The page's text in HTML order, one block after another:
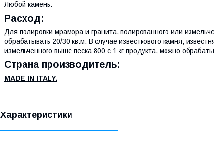
Любой камень.
Расход:
Для полировки мрамора и гранита, полированного или
обрабатывать 20/30 кв.м. В случае известкового камня,
измельченного выше песка 800 с 1 кг продукта, можно
Страна производитель:
MADE IN ITALY.
Характеристики